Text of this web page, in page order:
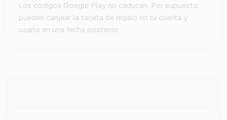
Los códigos Google Play no caducan. Por supuesto,
puedes canjear la tarjeta de regalo en tu cuenta y
usarlo en una fecha posterior.